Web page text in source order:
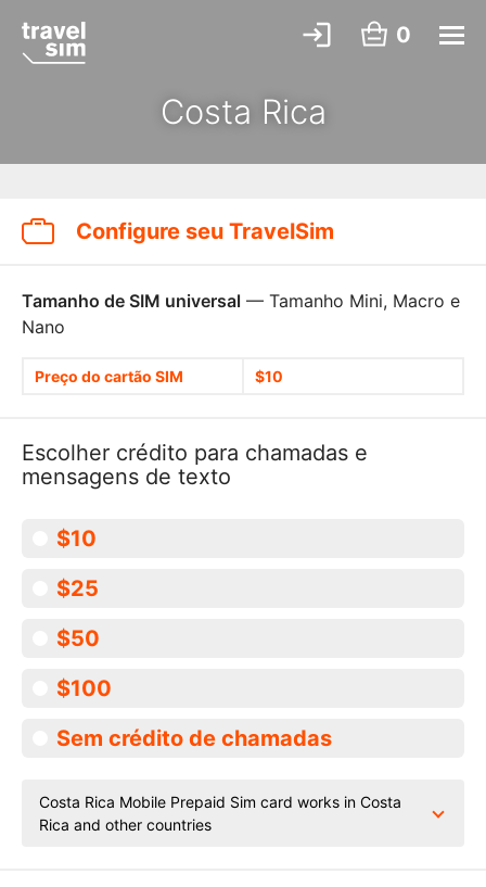
0
Costa Rica
Configure seu TravelSim
Tamanho de SIM universal — Tamanho Mini, Macro e
Nano
Preço do cartão SIM $10
Escolher crédito para chamadas e
mensagens de texto
$10
$25
$50
$100
Sem crédito de chamadas
Costa Rica Mobile Prepaid Sim card works in Costa
Rica and other countries